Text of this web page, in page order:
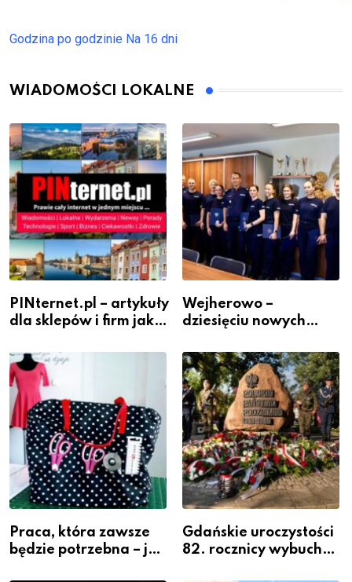
Godzina po godzinie Na 16 dni
WIADOMOŚCI LOKALNE
PINternet.pl – artykuły
dla sklepów i firm jako
widoczność
Wejherowo –
dziesięciu nowych
szeregach Komendy
Powiatowej
Praca, która zawsze
będzie potrzebna – jak
Gdańskie uroczystości
82. rocznicy wybuchu